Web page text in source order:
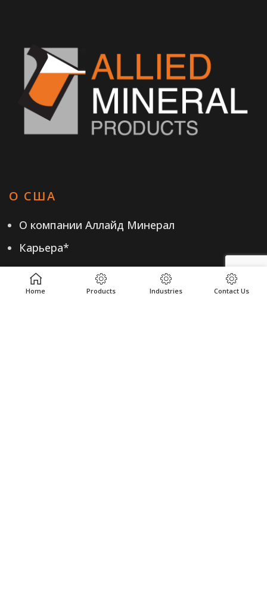
О США
О компании Аллайд Минерал
Карьера*
Home Products Industries Contact Us